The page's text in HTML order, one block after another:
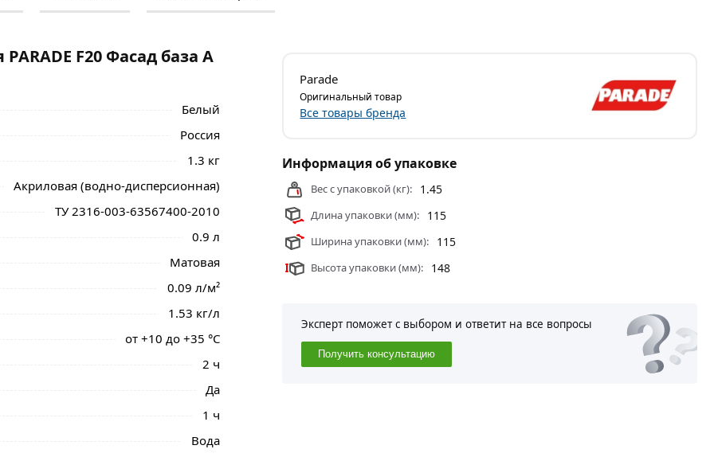
и отзывами о товаре, чтобы сделать
водно-дисперсионная фасадная.
к атмосферным воздействиям, УФ лучам,
уборку и сильные эксплуатационные
F20 Фасад база А 0,9 л Россия
F20 Фасад база А
Белый
Россия
1.3 кг
Акриловая (водно-дисперсионная)
ТУ 2316-003-63567400-2010
0.9 л
Матовая
0.09 л/м²
1.53 кг/л
от +10 до +35 °С
2 ч
Да
1 ч
Вода
Parade
Оригинальный товар
Все товары бренда
Информация об упаковке
Вес с упаковкой (кг): 1.45
Длина упаковки (мм): 115
Ширина упаковки (мм): 115
Высота упаковки (мм): 148
Эксперт поможет с выбором и ответит на все вопросы
Получить консультацию